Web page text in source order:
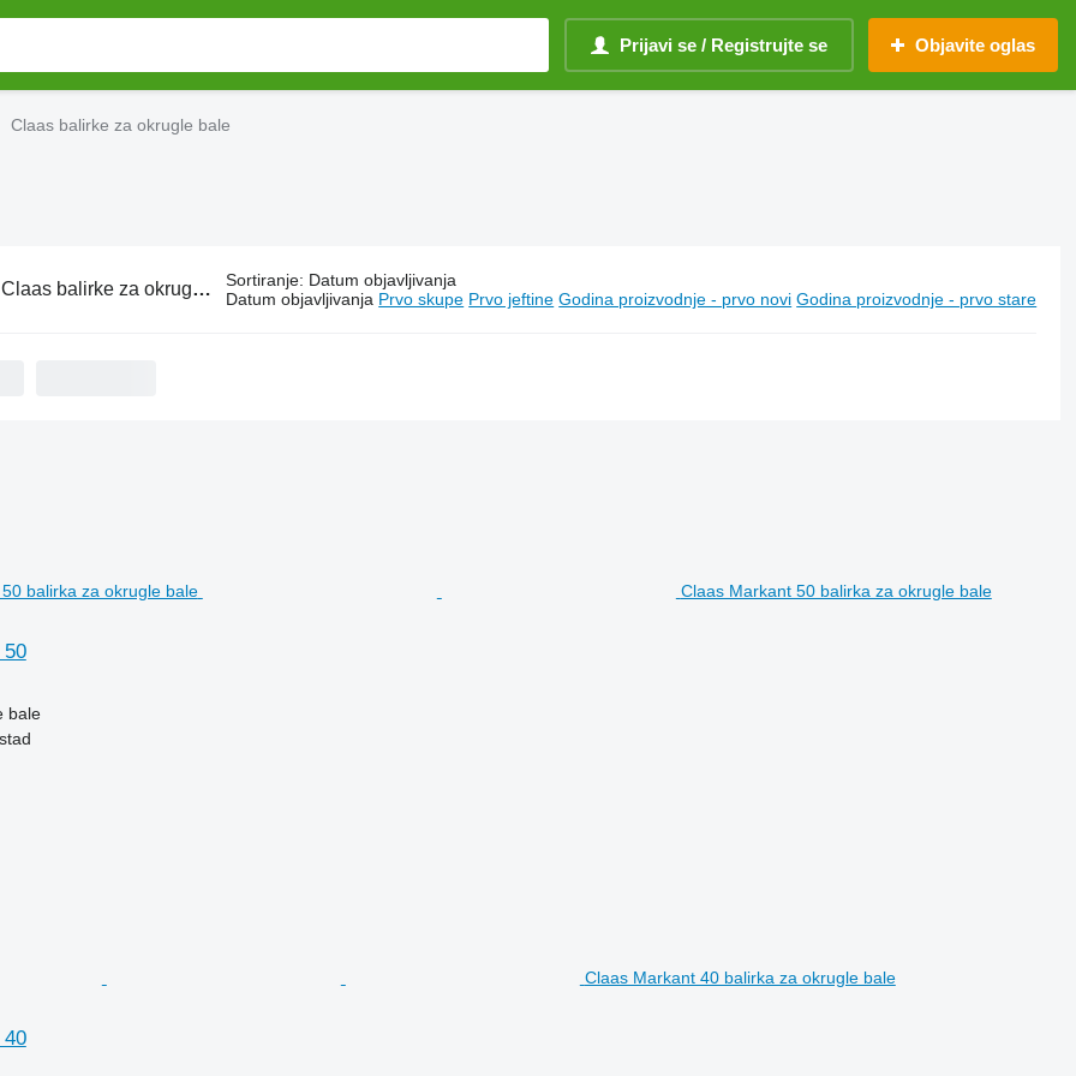
Prijavi se / Registrujte se Objavite oglas
Claas balirke za okrugle bale
Claas balirke za okrugle bale Sortiranje: Datum objavljivanja
Datum objavljivanja Prvo skupe Prvo jeftine Godina proizvodnje - prvo novi Godina proizvodnje - prvo stare
Claas Markant 50 balirka za okrugle bale
bale
Claas Markant 40 balirka za okrugle bale